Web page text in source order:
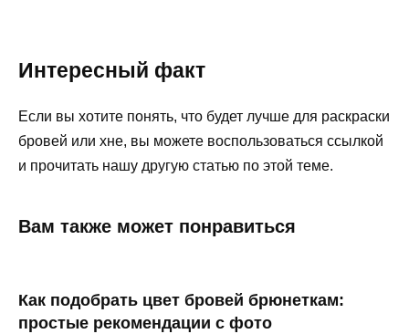
Интересный факт
Если вы хотите понять, что будет лучше для раскраски
бровей или хне, вы можете воспользоваться ссылкой
и прочитать нашу другую статью по этой теме.
Вам также может понравиться
Как подобрать цвет бровей брюнеткам:
простые рекомендации с фото